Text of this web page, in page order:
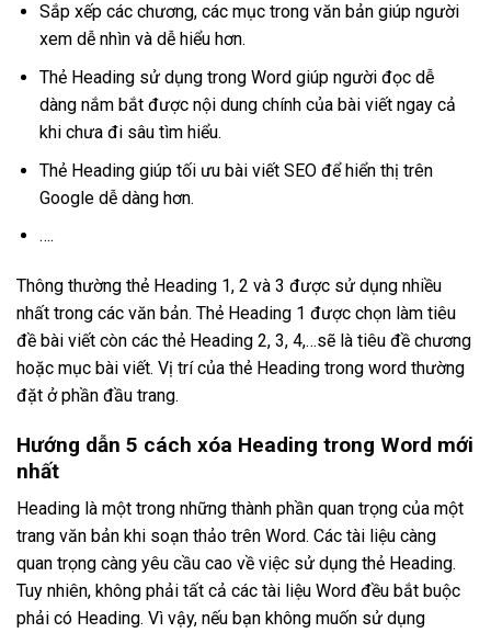
Sắp xếp các chương, các mục trong văn bản giúp người
xem dễ nhìn và dễ hiểu hơn.
Thẻ Heading sử dụng trong Word giúp người đọc dễ
dàng nắm bắt được nội dung chính của bài viết ngay cả
khi chưa đi sâu tìm hiểu.
Thẻ Heading giúp tối ưu bài viết SEO để hiển thị trên
Google dễ dàng hơn.
….
Thông thường thẻ Heading 1, 2 và 3 được sử dụng nhiều
nhất trong các văn bản. Thẻ Heading 1 được chọn làm tiêu
đề bài viết còn các thẻ Heading 2, 3, 4,…sẽ là tiêu đề chương
hoặc mục bài viết. Vị trí của thẻ Heading trong word thường
đặt ở phần đầu trang.
Hướng dẫn 5 cách xóa Heading trong Word mới
nhất
Heading là một trong những thành phần quan trọng của một
trang văn bản khi soạn thảo trên Word. Các tài liệu càng
quan trọng càng yêu cầu cao về việc sử dụng thẻ Heading.
Tuy nhiên, không phải tất cả các tài liệu Word đều bắt buộc
phải có Heading. Vì vậy, nếu bạn không muốn sử dụng